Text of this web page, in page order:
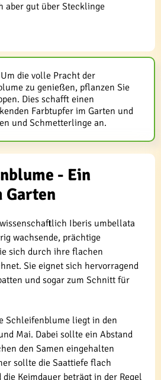
aber gut über Stecklinge
Um die volle Pracht der
zu genießen, pflanzen Sie
Dies schafft einen
Farbtupfer im Garten und
und Schmetterlinge an.
- Ein
Garten
Iberis umbellata
wachsende, prächtige
sich durch ihre flachen
Sie eignet sich hervorragend
und sogar zum Schnitt für
Schleifenblume liegt in den
Mai. Dabei sollte ein Abstand
den Samen eingehalten
sollte die Saattiefe flach
Keimdauer beträgt in der Regel